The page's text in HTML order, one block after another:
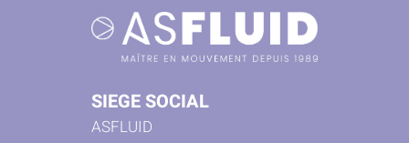
SIEGE SOCIAL
ASFLUID